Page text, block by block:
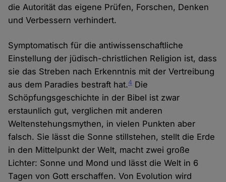
die Autorität das eigene Prüfen, Forschen, Denken
und Verbessern verhindert.
Symptomatisch für die antiwissenschaftliche
Einstellung der jüdisch-christlichen Religion ist, dass
sie das Streben nach Erkenntnis mit der Vertreibung
aus dem Paradies bestraft hat.4 Die
Schöpfungsgeschichte in der Bibel ist zwar
erstaunlich gut, verglichen mit anderen
Weltenstehungsmythen, in vielen Punkten aber
falsch. Sie lässt die Sonne stillstehen, stellt die Erde
in den Mittelpunkt der Welt, macht zwei große
Lichter: Sonne und Mond und lässt die Welt in 6
Tagen von Gott erschaffen. Von Evolution wird